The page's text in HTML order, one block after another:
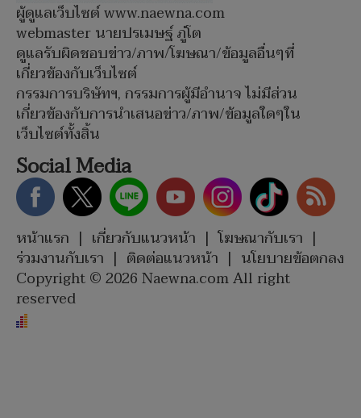
ผู้ดูแลเว็บไซต์ www.naewna.com
webmaster นายปรเมษฐ์ ภู่โต
ดูแลรับผิดชอบข่าว/ภาพ/โฆษณา/ข้อมูลอื่นๆที่
เกี่ยวข้องกับเว็บไซต์
กรรมการบริษัทฯ, กรรมการผู้มีอำนาจ ไม่มีส่วน
เกี่ยวข้องกับการนำเสนอข่าว/ภาพ/ข้อมูลใดๆใน
เว็บไซต์ทั้งสิ้น
Social Media
หน้าแรก | เกี่ยวกับแนวหน้า | โฆษณากับเรา |
ร่วมงานกับเรา | ติดต่อแนวหน้า | นโยบายข้อตกลง
Copyright © 2026 Naewna.com All right
reserved